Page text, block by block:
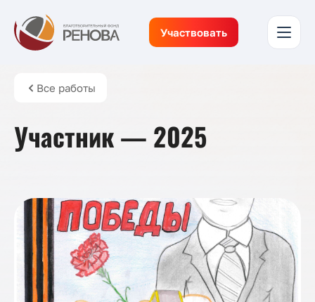
Участвовать
Все работы
Участник — 2025